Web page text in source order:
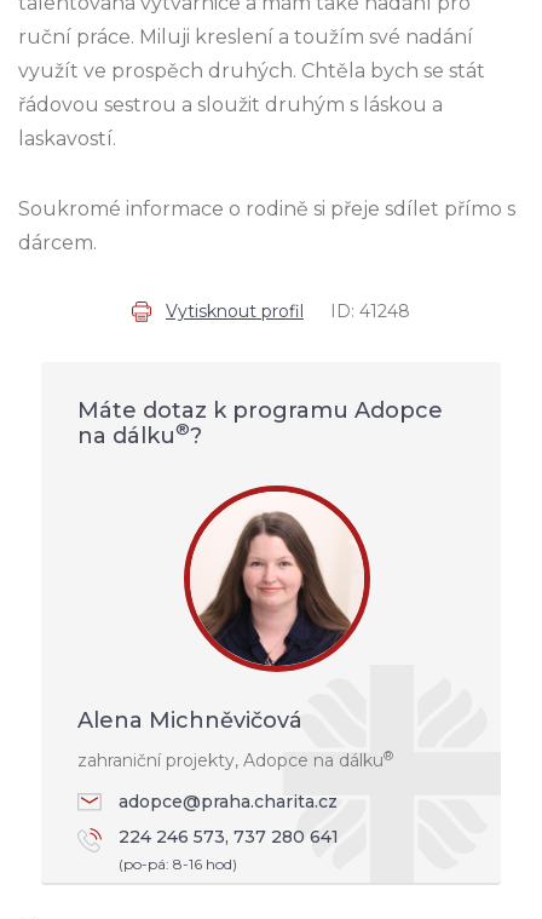
ruční práce. Miluji kreslení a toužím své nadání
využít ve prospěch druhých. Chtěla bych se stát
řádovou sestrou a sloužit druhým s láskou a
laskavostí.
Soukromé informace o rodině si přeje sdílet přímo s
dárcem.
Vytisknout profil ID: 41248
Máte dotaz k programu Adopce
na dálku®?
Alena Michněvičová
zahraniční projekty, Adopce na dálku®
adopce@praha.charita.cz
224 246 573, 737 280 641
(po-pá: 8-16 hod)